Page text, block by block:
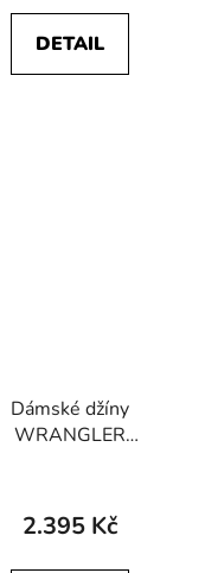
DETAIL
Dámské džíny
WRANGLER
2.395 Kč